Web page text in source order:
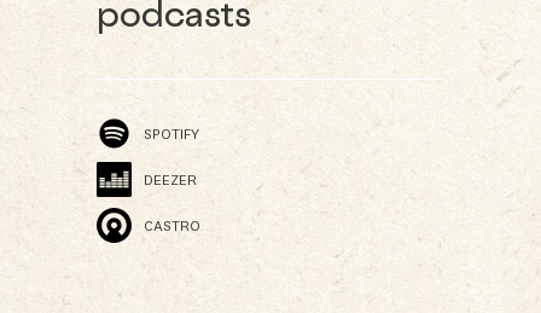
podcasts
SPOTIFY
DEEZER
CASTRO